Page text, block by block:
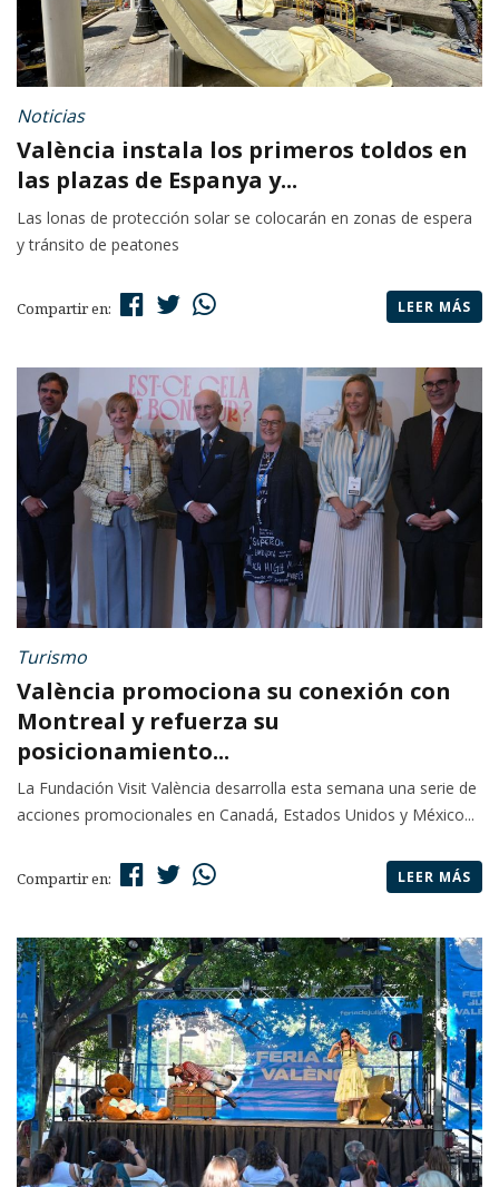
Noticias
València instala los primeros toldos en
las plazas de Espanya y...
Las lonas de protección solar se colocarán en zonas de espera
y tránsito de peatones
Compartir en: LEER MÁS
Turismo
València promociona su conexión con
Montreal y refuerza su
posicionamiento...
La Fundación Visit València desarrolla esta semana una serie de
acciones promocionales en Canadá, Estados Unidos y México...
Compartir en: LEER MÁS